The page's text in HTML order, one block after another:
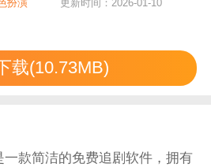
扮演 更新时间：2026-01-10
载(10.73MB)
一款简洁的免费追剧软件，拥有